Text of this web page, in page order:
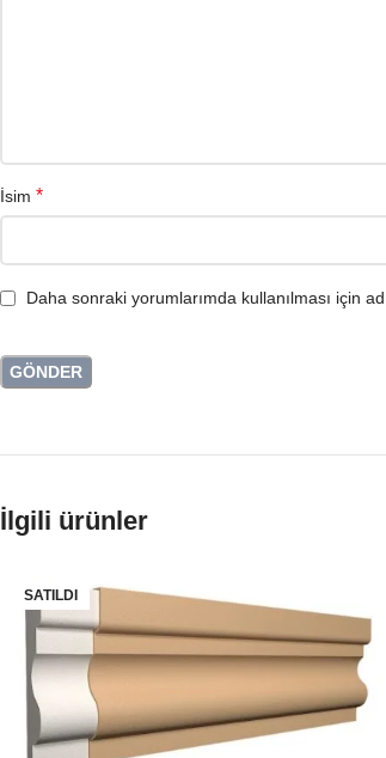
İsim *
Daha sonraki yorumlarımda kullanılması için
İlgili ürünler
SATILDI